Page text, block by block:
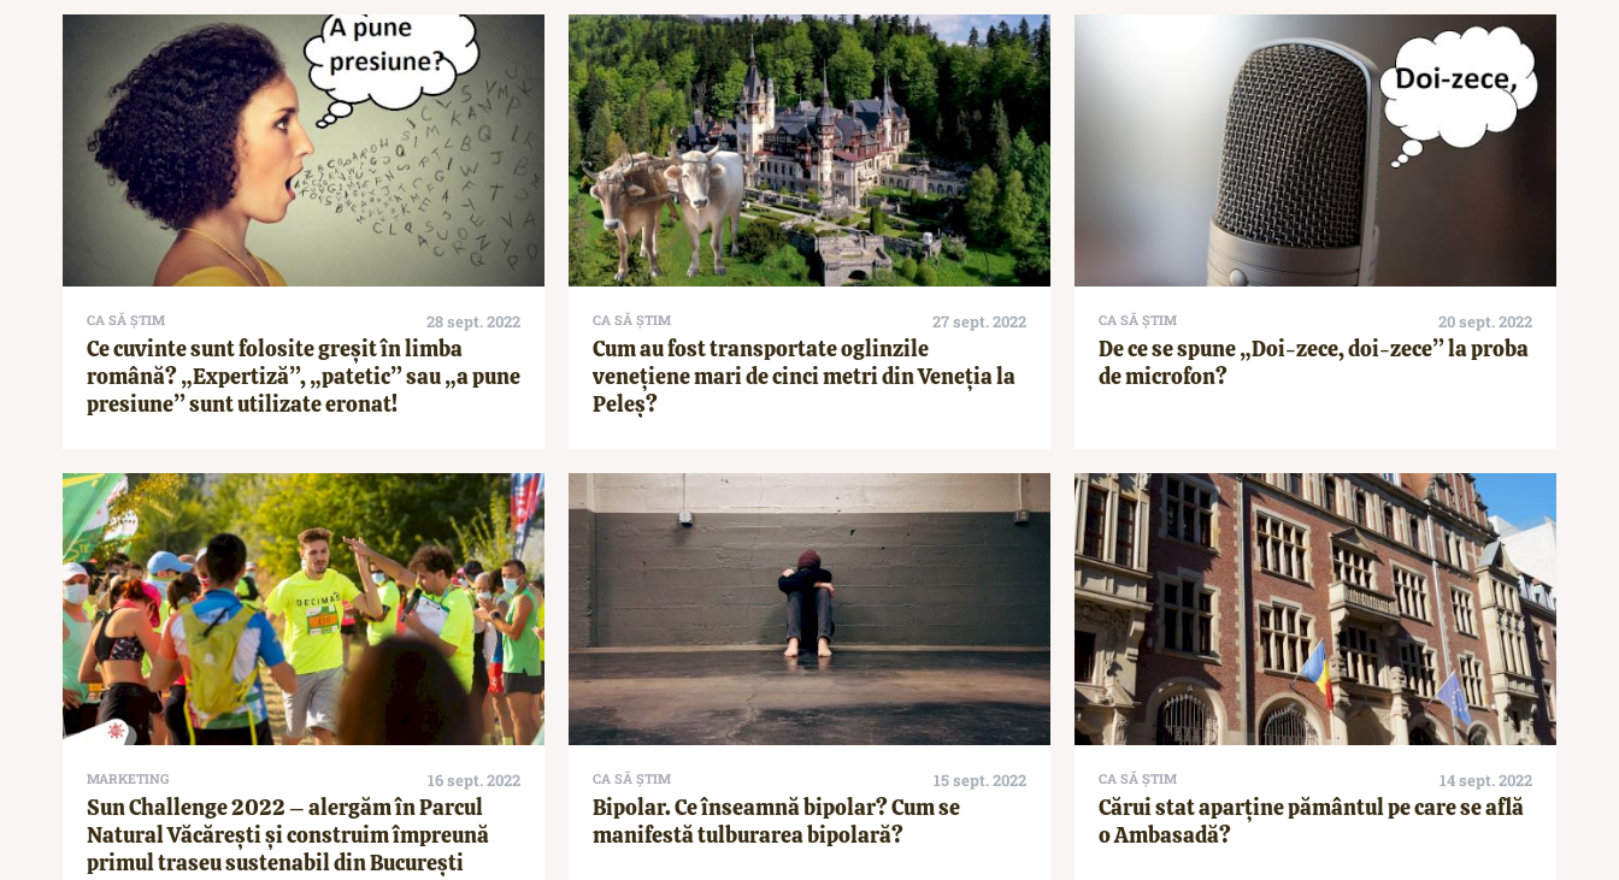
CA SĂ ȘTIM 28 sept. 2022
Ce cuvinte sunt folosite greșit în limba
română? „Expertiză”, „patetic” sau „a pune
presiune” sunt utilizate eronat!
CA SĂ ȘTIM 27 sept. 2022
Cum au fost transportate oglinzile
venețiene mari de cinci metri din Veneția la
Peleș?
CA SĂ ȘTIM 20 sept. 2022
De ce se spune „Doi-zece, doi-zece” la proba
de microfon?
MARKETING 16 sept. 2022
Sun Challenge 2022 – alergăm în Parcul
Natural Văcărești și construim împreună
primul traseu sustenabil din București
CA SĂ ȘTIM 15 sept. 2022
Bipolar. Ce înseamnă bipolar? Cum se
manifestă tulburarea bipolară?
CA SĂ ȘTIM 14 sept. 2022
Cărui stat aparține pământul pe care se află
o Ambasadă?